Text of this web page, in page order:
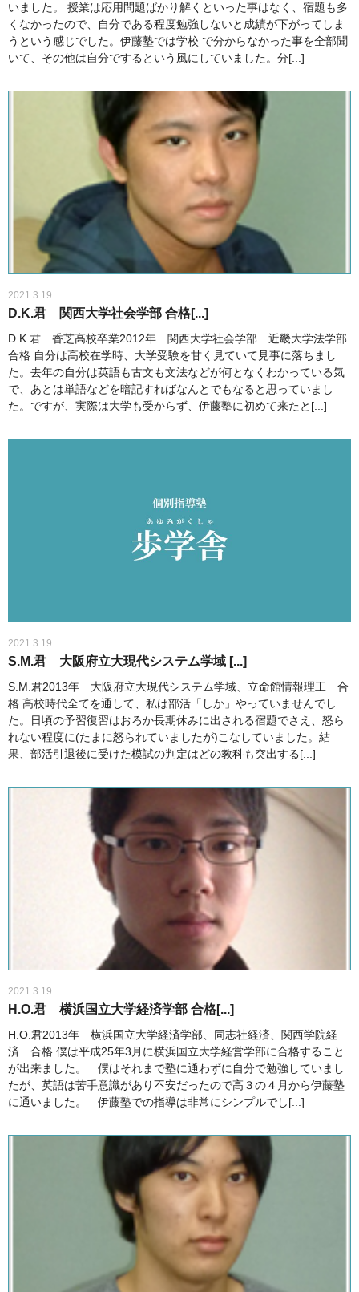
いました。 授業は応用問題ばかり解くといった事はなく、宿題も多
くなかったので、自分である程度勉強しないと成績が下がってしま
うという感じでした。伊藤塾では学校 で分からなかった事を全部聞
いて、その他は自分でするという風にしていました。分[...]
2021.3.19
D.K.君 関西大学社会学部 合格[...]
D.K.君 香芝高校卒業2012年 関西大学社会学部 近畿大学法学部
合格 自分は高校在学時、大学受験を甘く見ていて見事に落ちまし
た。去年の自分は英語も古文も文法などが何となくわかっている気
で、あとは単語などを暗記すればなんとでもなると思っていまし
た。ですが、実際は大学も受からず、伊藤塾に初めて来たと[...]
2021.3.19
S.M.君 大阪府立大現代システム学域 [...]
S.M.君2013年 大阪府立大現代システム学域、立命館情報理工 合
格 高校時代全てを通して、私は部活「しか」やっていませんでし
た。日頃の予習復習はおろか長期休みに出される宿題でさえ、怒ら
れない程度に(たまに怒られていましたが)こなしていました。結
果、部活引退後に受けた模試の判定はどの教科も突出する[...]
2021.3.19
H.O.君 横浜国立大学経済学部 合格[...]
H.O.君2013年 横浜国立大学経済学部、同志社経済、関西学院経
済 合格 僕は平成25年3月に横浜国立大学経営学部に合格すること
が出来ました。 僕はそれまで塾に通わずに自分で勉強していまし
たが、英語は苦手意識があり不安だったので高３の４月から伊藤塾
に通いました。 伊藤塾での指導は非常にシンプルでし[...]